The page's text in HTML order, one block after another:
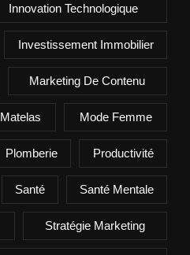
Innovation Technologique
Investissement Immobilier
Marketing De Contenu
Matelas Mode Femme
Plomberie Productivité
Santé Santé Mentale
Stratégie Marketing